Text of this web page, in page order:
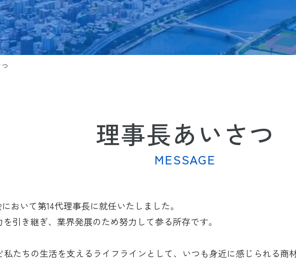
理事長あいさつ
MESSAGE
おいて第14代理事長に就任いたしました。
引き継ぎ、業界発展のため努力して参る所存です。
私たちの生活を支えるライフラインとして、いつも身近に感じられる商